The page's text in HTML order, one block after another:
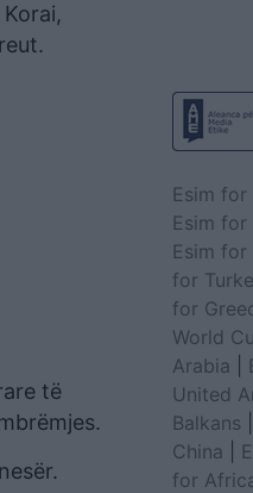
të
Esim for
Esim for
Esim for
for
for
World
Arabia
United
Balkans
China
for